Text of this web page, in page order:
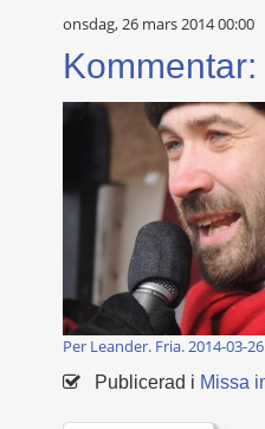
onsdag, 26 mars 2014 00:00
Per Leander. Fria. 2014-03-26
Publicerad i Missa